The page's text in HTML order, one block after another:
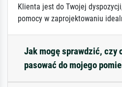
Klienta jest do Twojej
pomocy w zaprojektowaniu
Jak mogę sprawdzić, czy
pasować do mojego